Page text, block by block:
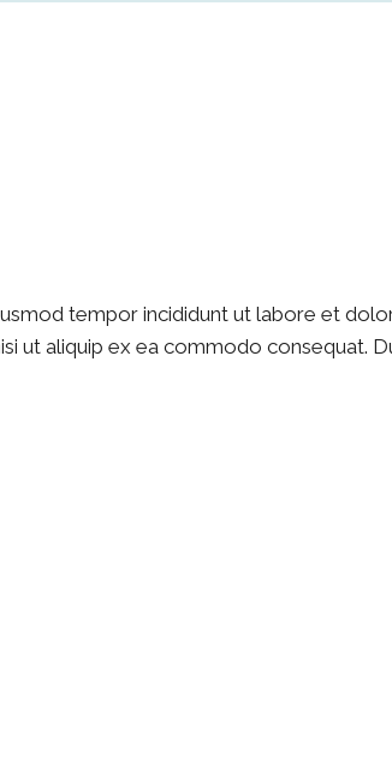
tempor incididunt ut labore et
ut aliquip ex ea commodo consequat.